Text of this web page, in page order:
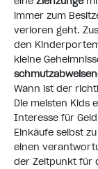
immer zum
verloren geht.
den
kleine
Wann ist der
Die meisten Kids
Interesse für
Einkäufe selbst
einen
der Zeitpunkt für